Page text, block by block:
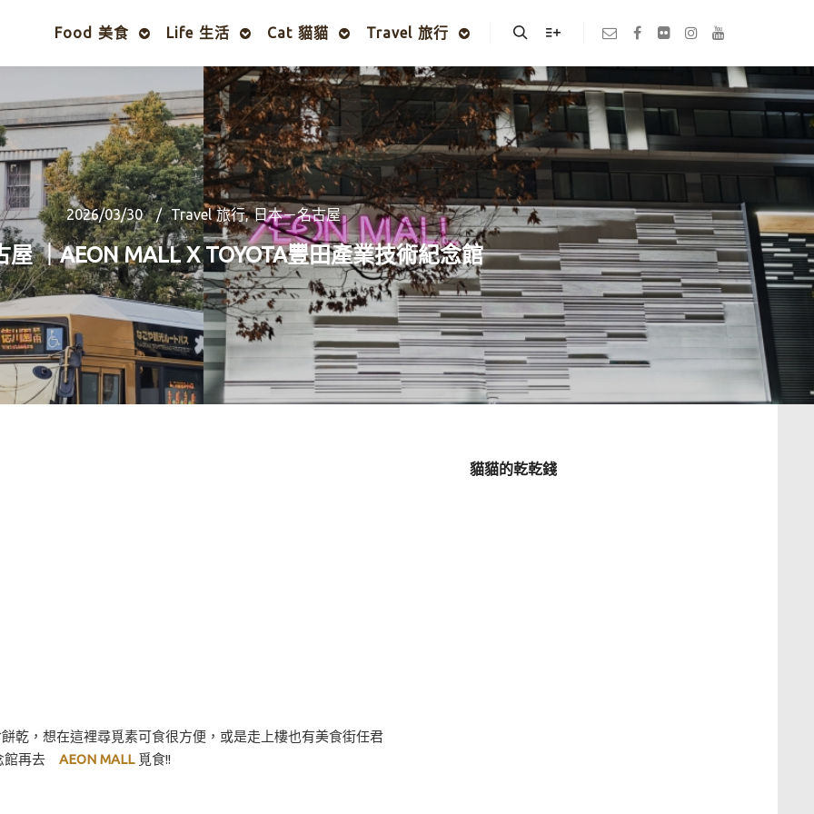
Food 美食 Life 生活 Cat 貓貓 Travel 旅行
2026/03/30 Travel 旅行,日本－名古屋
屋 ｜AEON MALL X TOYOTA豐田產業技術紀念館
乾，想在這裡尋覓素可食很方便，或是走上樓也有美食街任君
館再去 AEON MALL 覓食!!
貓貓的乾乾錢